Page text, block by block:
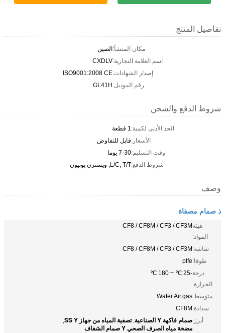
تفاصيل المنتج
مكان المنشأ:الصين
اسم العلامة التجارية:CXDLV
إصدار الشهادات:ISO9001:2008 CE
رقم الموديل:GL41H
شروط الدفع والشحن
الحد الأدنى لكمية:1 قطعة
الأسعار:قابل للتفاوض
وقت التسليم:7-30 يوما
شروط الدفع:L/C, T/T, ويسترن يونيون
وصف
ذ صمام مصفاة
هيئة
المواد:
CF8 / CF8M / CF3 / CF3M
شاشة:CF8 / CF8M / CF3 / CF3M
طوقا:ptfe
درجة
الحرارة:
-25 ℃ ~ 180 ℃
متوسط:Water.Air.gas
سدادة:CF8M
أبرز:صمام فاكهة Y الصناعية ,تصفية المياه من جهاز SS Y ,
مضخة مياه الصرف الصحي Y صمام الشفاف